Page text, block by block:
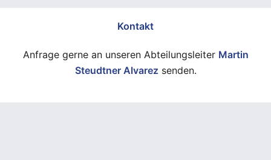
Kontakt
Anfrage gerne an unseren Abteilungsleiter Martin
Steudtner Alvarez senden.